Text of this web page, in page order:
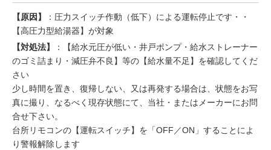
【原因】
：圧力スイッチ作動（低下）による運転停止です・・
【高圧力型給湯器】が対象
【対処法】
：【給水元圧が低い・井戸ポンプ・給水ストレーナー
のゴミ詰まり・減圧弁不良】等の【給水量不足】を確認してくだ
さい
少し時間を置き、復帰しない、又は再発する場合は、状態をお写
真に撮り、なるべく現存状態にて、当社・またはメーカーにお問
合せ下さい。
台所リモコンの【運転スイッチ】を「OFF／ON」することによ
り警報解除します